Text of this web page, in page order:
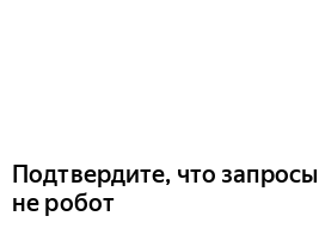
Подтвердите, что
не робот